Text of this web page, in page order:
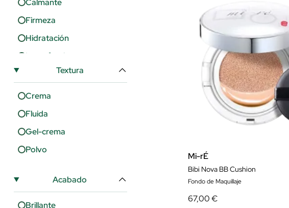
Ziaja
Calmante
Firmeza
Hidratación
Imperfecciones
Luminosidad
Manchas
Nutrición
Poros
Protección
Rojeces
Textura
Crema
Fluida
Gel-crema
Polvo
Acabado
Brillante
Mi-rÉ
Bibi Nova BB Cushion
Fondo de Maquillaje
67,00 €